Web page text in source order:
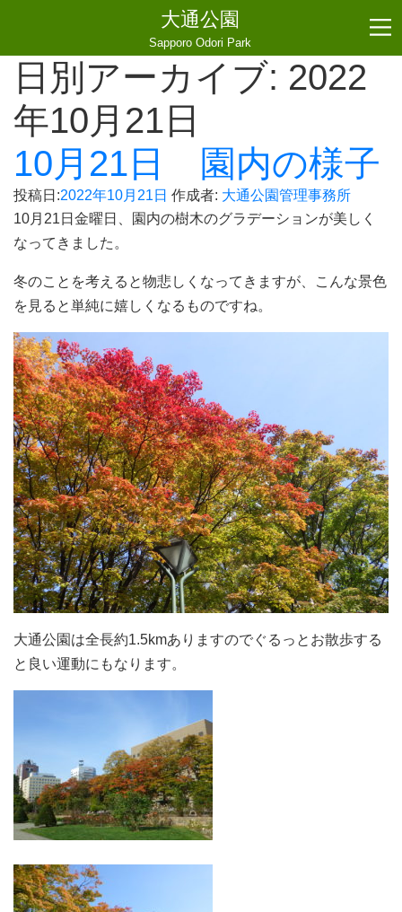
大通公園
Sapporo Odori Park
日別アーカイブ: 2022
年10月21日
10月21日 園内の様子
投稿日:2022年10月21日 作成者: 大通公園管理事務所
10月21日金曜日、園内の樹木のグラデーションが美しく
なってきました。
冬のことを考えると物悲しくなってきますが、こんな景色
を見ると単純に嬉しくなるものですね。
大通公園は全長約1.5kmありますのでぐるっとお散歩する
と良い運動にもなります。